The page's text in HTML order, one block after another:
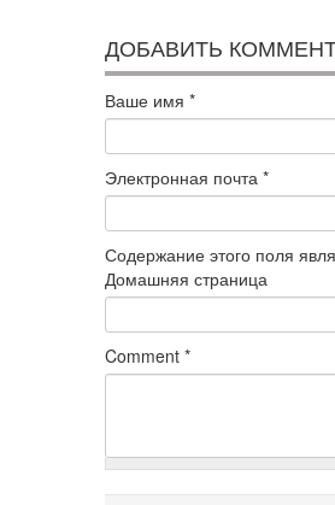
ДОБАВИТЬ
Ваше имя *
Электронная почта *
Содержание этого поля
Домашняя страница
Comment *